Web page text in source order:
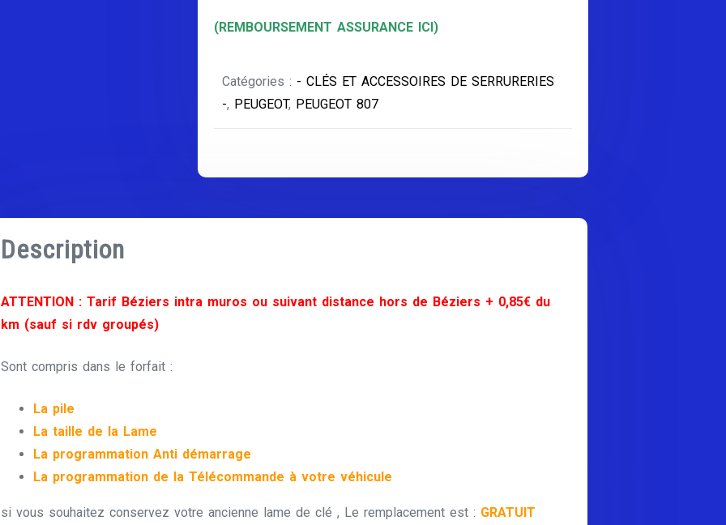
(REMBOURSEMENT ASSURANCE ICI)
Catégories : - CLÉS ET ACCESSOIRES DE SERRURERIES
-, PEUGEOT, PEUGEOT 807
Description
ATTENTION : Tarif Béziers intra muros ou suivant distance hors de Béziers + 0,85€ du
km (sauf si rdv groupés)
Sont compris dans le forfait :
La pile
La taille de la Lame
La programmation Anti démarrage
La programmation de la Télécommande à votre véhicule
si vous souhaitez conservez votre ancienne lame de clé , Le remplacement est : GRATUIT